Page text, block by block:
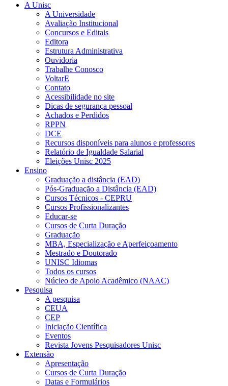
A Unisc
A Universidade
Avaliação Institucional
Concursos e Editais
Editora
Estrutura Administrativa
Ouvidoria
Trabalhe Conosco
VoltarE
Contato
Acessibilidade no site
Dicas de segurança pessoal
Achados e Perdidos
RPPN
DCE
Recursos disponíveis para alunos e professores
Relatório de Igualdade Salarial
Eleições Unisc 2025
Ensino
Graduação a distância (EAD)
Pós-Graduação a Distância (EAD)
Cursos Técnicos - CEPRU
Cursos Profissionalizantes
Educar-se
Cursos de Curta Duração
Graduação
MBA, Especialização e Aperfeiçoamento
Mestrado e Doutorado
UNISC Idiomas
Todos os cursos
Núcleo de Apoio Acadêmico (NAAC)
Pesquisa
A pesquisa
CEUA
CEP
Iniciação Científica
Eventos
Revista Jovens Pesquisadores Unisc
Extensão
Apresentação
Cursos de Curta Duração
Datas e Formulários